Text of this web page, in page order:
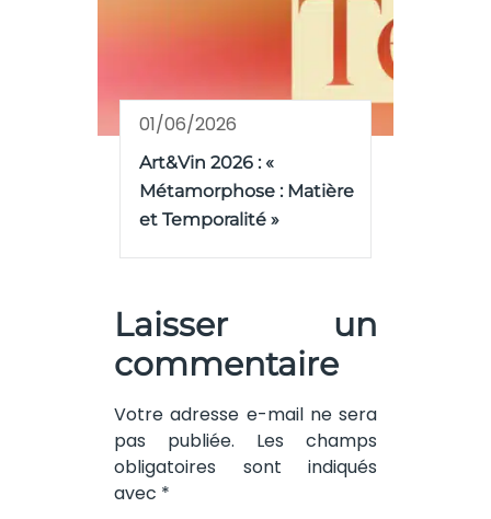
01/06/2026
Art&Vin 2026 : «
Métamorphose : Matière
et Temporalité »
Laisser un
commentaire
Votre adresse e-mail ne sera
pas publiée.
Les champs
obligatoires sont indiqués
avec *